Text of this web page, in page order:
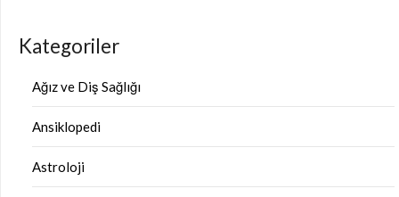
Kategoriler
Ağız ve Diş Sağlığı
Ansiklopedi
Astroloji